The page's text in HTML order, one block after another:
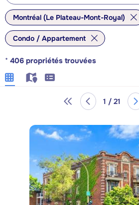
Montréal (Le Plateau-Mont-Royal)
Condo / Appartement
* 406 propriétés trouvées
1 / 21